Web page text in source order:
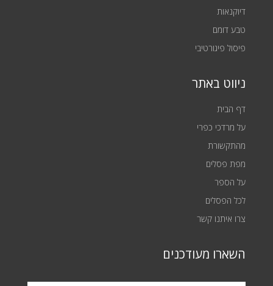
דיוקנאות
טבע דומם
פיסול פיגורטיבי
ניווט באתר
דף הבית
על מרדכי כפרי
מהתקשורת
מפת פסלים
על הספר
לכל הפסלים
צרו איתנו קשר
השארו מעודכנים